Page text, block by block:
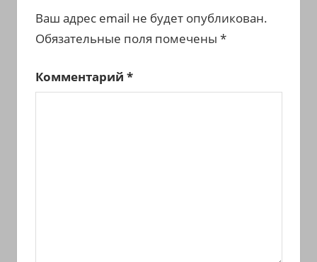
Ваш адрес email не будет опубликован.
Обязательные поля помечены *
Комментарий *